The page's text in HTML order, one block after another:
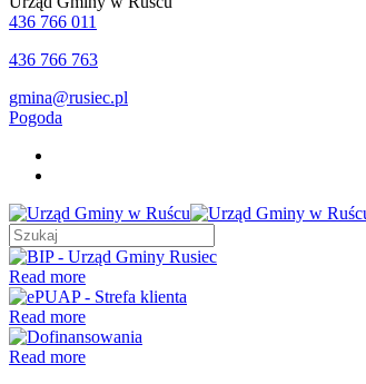
436 766 011
436 766 763
gmina@rusiec.pl
Pogoda
Read more
Read more
Read more